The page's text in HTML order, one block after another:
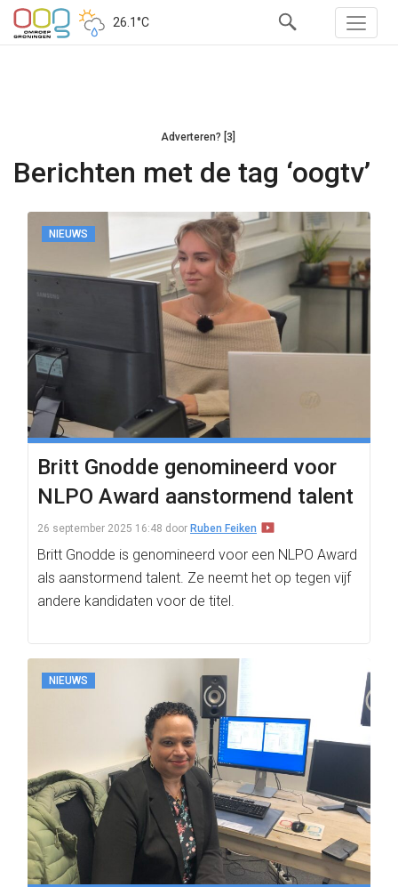
26.1°C
Adverteren? [3]
Berichten met de tag ‘oogtv’
NIEUWS
Britt Gnodde genomineerd voor
NLPO Award aanstormend talent
26 september 2025 16:48 door Ruben Feiken
Britt Gnodde is genomineerd voor een NLPO Award
als aanstormend talent. Ze neemt het op tegen vijf
andere kandidaten voor de titel.
NIEUWS